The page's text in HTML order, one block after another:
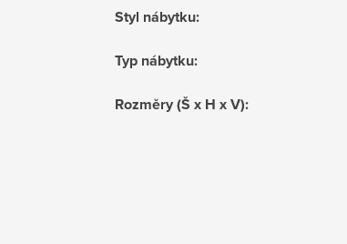
Styl nábytku:
Typ nábytku:
Rozměry (Š x H x V):